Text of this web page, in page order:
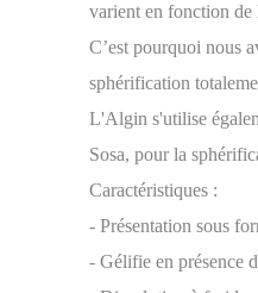
varient en fonction de
C’est pourquoi nous
sphérification
L'Algin s'utilise
Sosa, pour la
Caractéristiques :
- Présentation sous
- Gélifie en présence